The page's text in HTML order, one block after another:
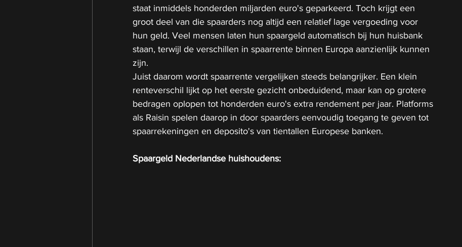
staat inmiddels honderden miljarden euro's geparkeerd. Toch krijgt een
groot deel van die spaarders nog altijd een relatief lage vergoeding voor
hun geld. Veel mensen laten hun spaargeld automatisch bij hun huisbank
staan, terwijl de verschillen in spaarrente binnen Europa aanzienlijk kunnen
zijn.
Juist daarom wordt spaarrente vergelijken steeds belangrijker. Een klein
renteverschil lijkt op het eerste gezicht onbeduidend, maar kan op grotere
bedragen oplopen tot honderden euro's extra rendement per jaar. Platforms
als Raisin spelen daarop in door spaarders eenvoudig toegang te geven tot
spaarrekeningen en deposito's van tientallen Europese banken.
Spaargeld Nederlandse huishoudens: